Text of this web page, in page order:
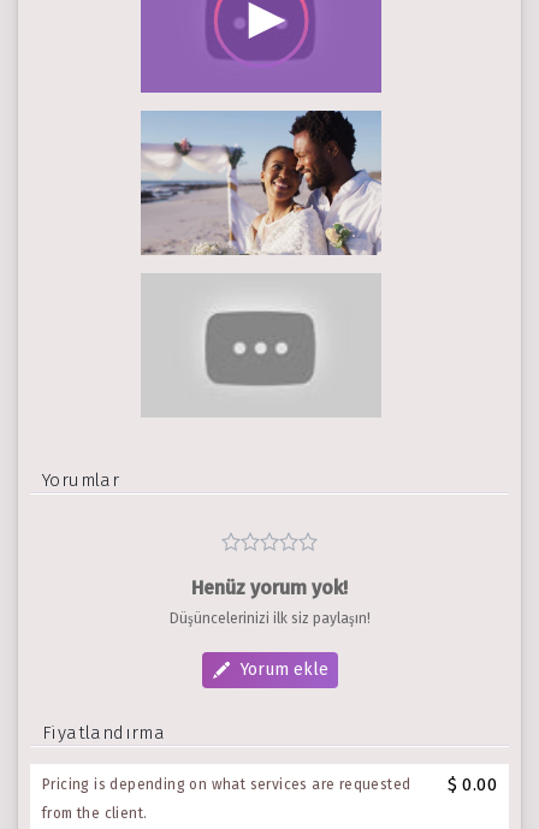
Yorumlar
Henüz yorum yok!
Düşüncelerinizi ilk siz paylaşın!
Yorum ekle
Fiyatlandırma
Pricing is depending on what services are requested
from the client.
$ 0.00